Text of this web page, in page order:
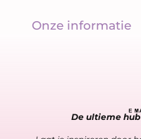
De ultieme
Onze informatie